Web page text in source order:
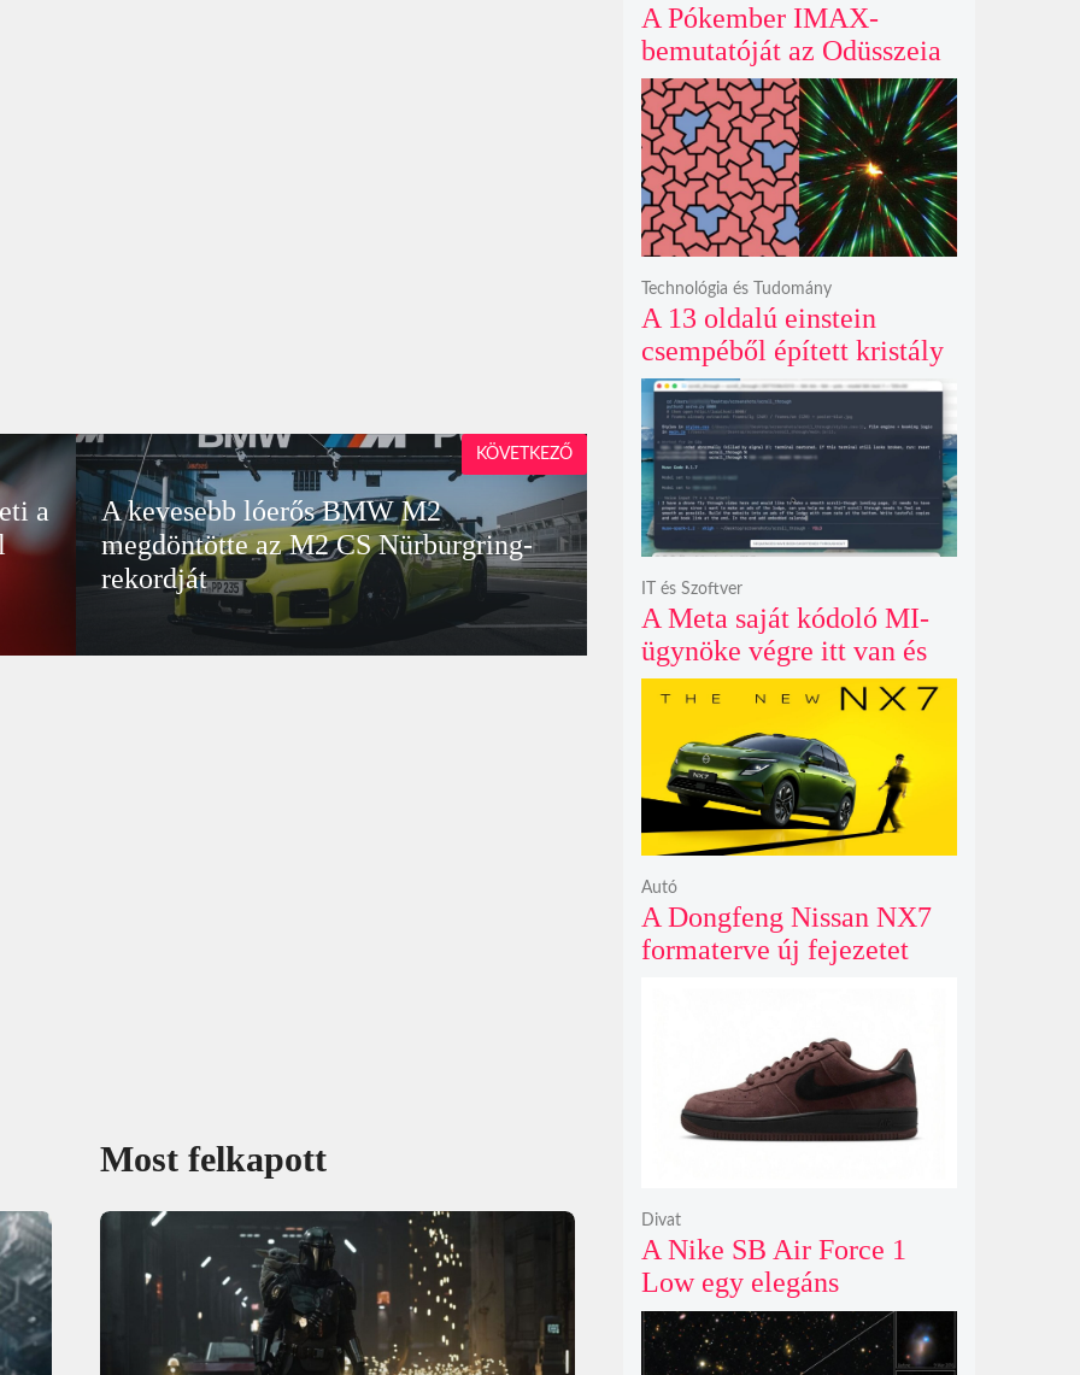
a
A kevesebb lóerős BMW M2
megdöntötte az M2 CS Nürburgring-
rekordját
KÖVETKEZŐ
Most felkapott
A Pókember IMAX-
bemutatóját az Odüsszeia
exkluzív vetítési
időszakának lejárta hozza
el
A 13 oldalú einstein
csempéből épített kristály
példátlanul forgó
csillagmintát vetít a fény
polarizációjától függően
Technológia és Tudomány
A Meta saját kódoló MI-
ügynöke végre itt van és
nem fél belenyúlni a
IT és Szoftver
A Dongfeng Nissan NX7
formaterve új fejezetet
Autó
A Nike SB Air Force 1
Low egy elegáns
világosbarna
színváltozatban bukkant
Divat